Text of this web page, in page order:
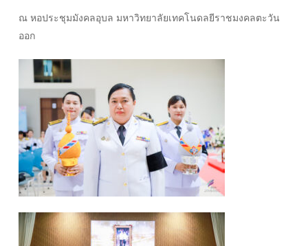
ณ หอประชุมมังคลอุบล มหาวิทยาลัยเทคโนดลยีราชมงคลตะวัน
ออก